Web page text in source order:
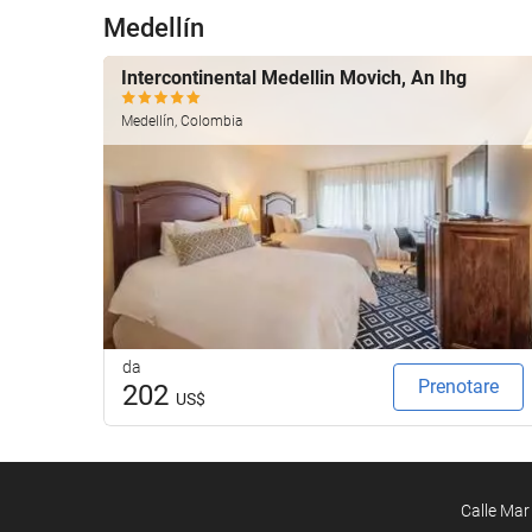
Medellín
Intercontinental Medellin Movich, An Ihg
Medellín, Colombia
da
202 US$
Prenotare
Calle